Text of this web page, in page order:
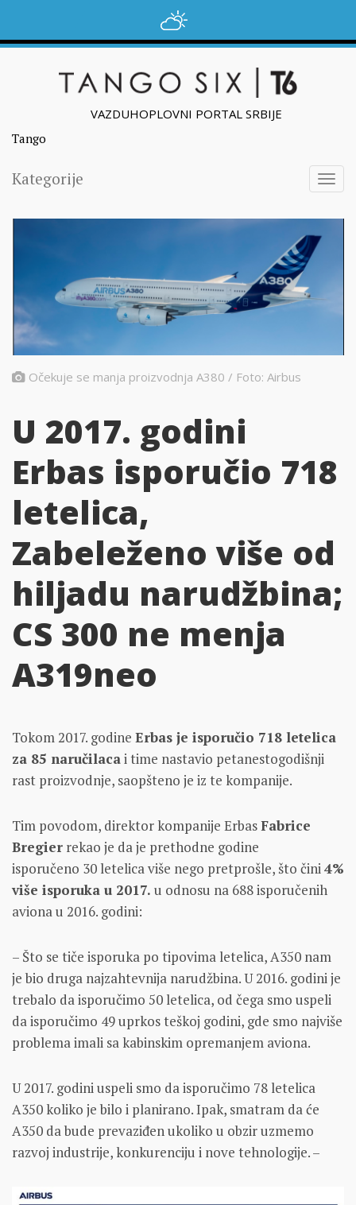
VAZDUHOPLOVNI PORTAL SRBIJE
Tango
Kategorije
Očekuje se manja proizvodnja A380 / Foto: Airbus
U 2017. godini
Erbas isporučio 718
letelica,
Zabeleženo više od
hiljadu narudžbina;
CS 300 ne menja
A319neo
Tokom 2017. godine Erbas je isporučio 718 letelica
za 85 naručilacai time nastavio petanestogodišnji
rast proizvodnje, saopšteno je iz te kompanije.
Tim povodom, direktor kompanije ErbasFabrice
Bregier rekao je da je prethodne godine
isporučeno 30 letelica više nego pretprošle, što čini4%
više isporuka u 2017. u odnosu na 688 isporučenih
aviona u 2016. godini:
– Što se tiče isporuka po tipovima letelica, A350 nam
je bio druga najzahtevnija narudžbina. U 2016. godini je
trebalo da isporučimo 50 letelica, od čega smo uspeli
da isporučimo 49 uprkos teškoj godini, gde smo najviše
problema imali sa kabinskim opremanjem aviona.
U 2017. godini uspeli smo da isporučimo 78 letelica
A350 koliko je bilo i planirano. Ipak, smatram da će
A350 da bude prevaziđen ukoliko u obzir uzmemo
razvoj industrije, konkurenciju i nove tehnologije. –